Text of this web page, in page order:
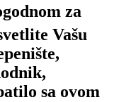
za
Vašu
sa ovom